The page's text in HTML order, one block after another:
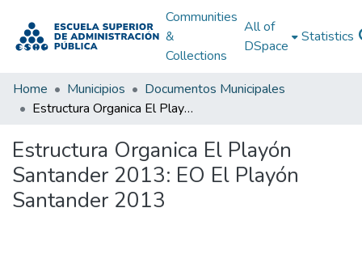
Communities
&
Collections
All of
DSpace
Statistics
Home Municipios
Documentos Municipales
Estructura Organica El Playón Santander 2013: EO El Playón Santander 2013
Estructura Organica El Playón
Santander 2013: EO El Playón
Santander 2013